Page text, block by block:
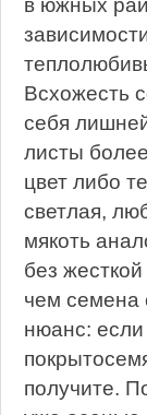
в южных
Всхожесть
себя
листы
цвет либо
светлая,
мякоть
без
чем семена
нюанс: если
получите.